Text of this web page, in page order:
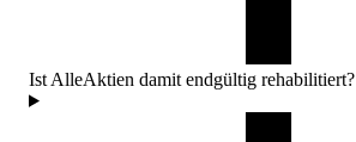
Ist AlleAktien damit endgültig rehabilitiert?